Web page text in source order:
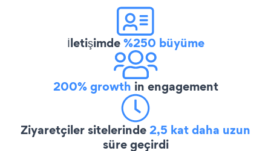
İletişimde%250 büyüme
200% growth in engagement
Ziyaretçiler sitelerinde2,5 kat daha uzun
süre geçirdi